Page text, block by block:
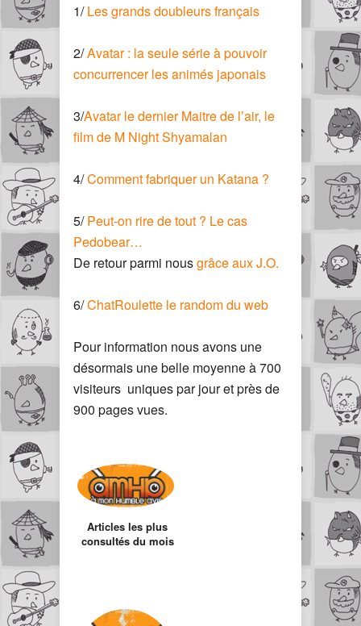
1/Les grands doubleurs français
2/Avatar : la seule série à pouvoir
concurrencer les animés japonais
3/Avatar le dernier Maitre de l’air, le
film de M Night Shyamalan
4/Comment fabriquer un Katana ?
5/Peut-on rire de tout ? Le cas
Pedobear…
De retour parmi nousgrâce aux J.O.
6/ChatRoulette le random du web
Pour information nous avons une
désormais une belle moyenne à 700
visiteurs uniques par jour et près de
900 pages vues.
Articles les plus
consultés du mois